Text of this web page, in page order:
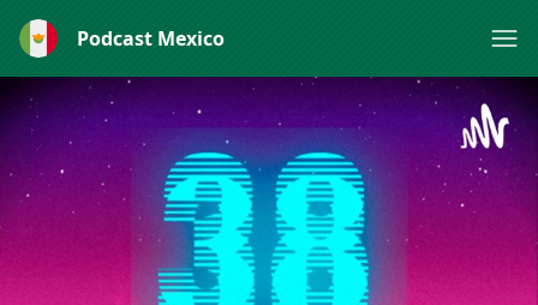
Podcast Mexico